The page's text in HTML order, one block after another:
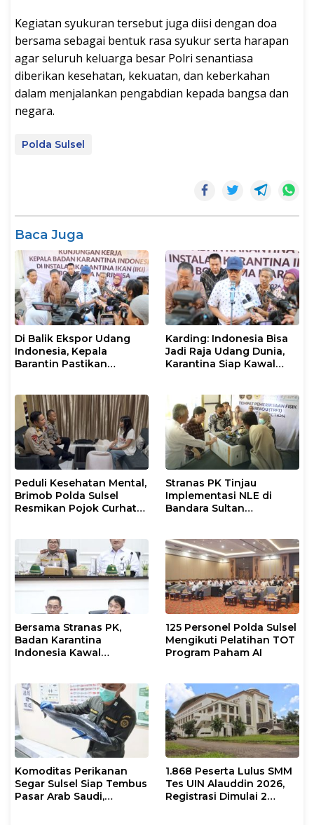
Kegiatan syukuran tersebut juga diisi dengan doa
bersama sebagai bentuk rasa syukur serta harapan
agar seluruh keluarga besar Polri senantiasa
diberikan kesehatan, kekuatan, dan keberkahan
dalam menjalankan pengabdian kepada bangsa dan
negara.
Polda Sulsel
Baca Juga
Di Balik Ekspor Udang
Indonesia, Kepala
Barantin Pastikan
Karding: Indonesia Bisa
Jadi Raja Udang Dunia,
Karantina Siap Kawal
Peduli Kesehatan Mental,
Brimob Polda Sulsel
Resmikan Pojok Curhat
Stranas PK Tinjau
Implementasi NLE di
Bandara Sultan
Bersama Stranas PK,
Badan Karantina
Indonesia Kawal
125 Personel Polda Sulsel
Mengikuti Pelatihan TOT
Program Paham AI
Komoditas Perikanan
Segar Sulsel Siap Tembus
Pasar Arab Saudi,
1.868 Peserta Lulus SMM
Tes UIN Alauddin 2026,
Registrasi Dimulai 2